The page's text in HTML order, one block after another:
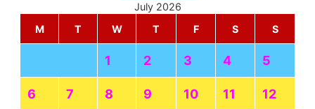
July 2026
M
T W T F S S
1 2 3 4 5
6 7 8 9 10 11 12